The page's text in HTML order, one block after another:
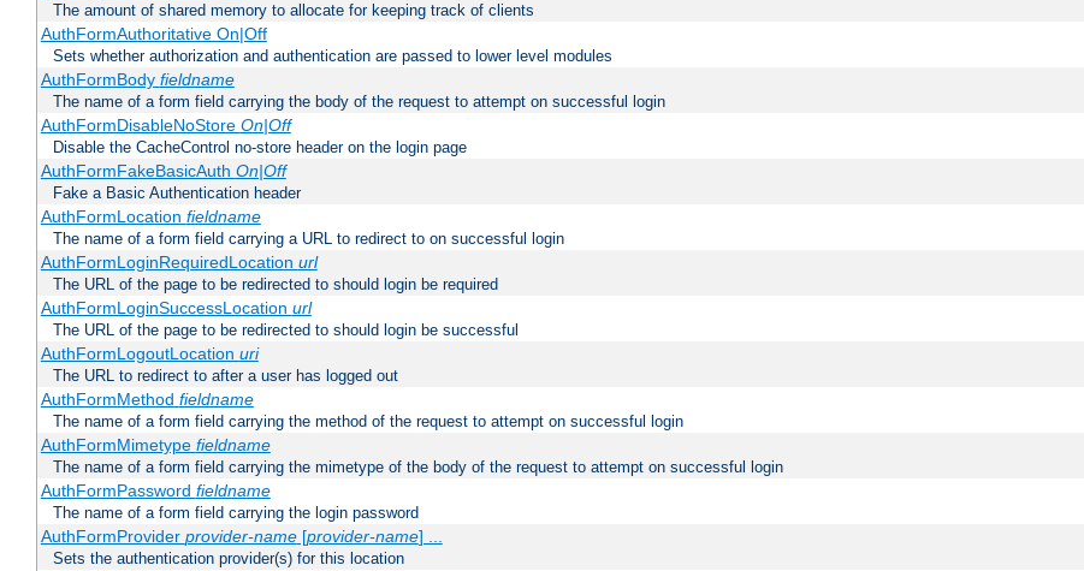
The amount of shared memory to allocate for keeping track of clients
AuthFormAuthoritative On|Off
Sets whether authorization and authentication are passed to lower level modules
AuthFormBody fieldname
The name of a form field carrying the body of the request to attempt on successful login
AuthFormDisableNoStore On|Off
Disable the CacheControl no-store header on the login page
AuthFormFakeBasicAuth On|Off
Fake a Basic Authentication header
AuthFormLocation fieldname
The name of a form field carrying a URL to redirect to on successful login
AuthFormLoginRequiredLocation url
The URL of the page to be redirected to should login be required
AuthFormLoginSuccessLocation url
The URL of the page to be redirected to should login be successful
AuthFormLogoutLocation uri
The URL to redirect to after a user has logged out
AuthFormMethod fieldname
The name of a form field carrying the method of the request to attempt on successful login
AuthFormMimetype fieldname
The name of a form field carrying the mimetype of the body of the request to attempt on successful login
AuthFormPassword fieldname
The name of a form field carrying the login password
AuthFormProvider provider-name[provider-name] ...
Sets the authentication provider(s) for this location